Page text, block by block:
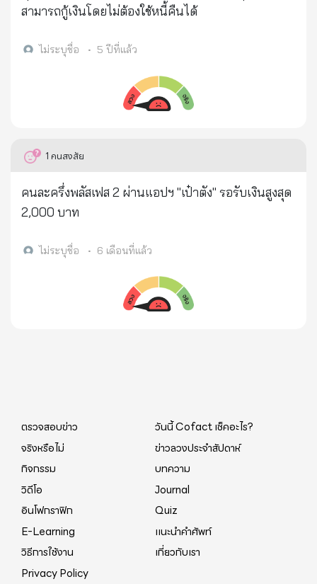
สามารถกู้เงินโดยไม่ต้องใช้หนี้คืนได้
ไม่ระบุชื่อ • 5 ปีที่แล้ว
1 คนสงสัย
คนละครึ่งพลัสเฟส 2 ผ่านแอปฯ "เป๋าตัง" รอรับเงินสูงสุด
2,000 บาท
ไม่ระบุชื่อ • 6 เดือนที่แล้ว
ตรวจสอบข่าว
วันนี้ Cofact เช็คอะไร?
จริงหรือไม่
ข่าวลวงประจำสัปดาห์
กิจกรรม
บทความ
วิดีโอ
Journal
อินโฟกราฟิก
Quiz
E-Learning
แนะนำคำศัพท์
วิธีการใช้งาน
เกี่ยวกับเรา
Privacy Policy